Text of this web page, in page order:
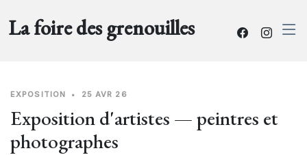
La foire des grenouilles
EXPOSITION • 25 AVR 26
Exposition d'artistes — peintres et
photographes